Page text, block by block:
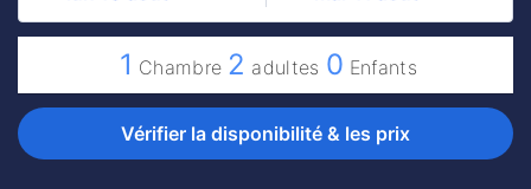
1 Chambre 2 adultes 0 Enfants
Vérifier la disponibilité & les prix